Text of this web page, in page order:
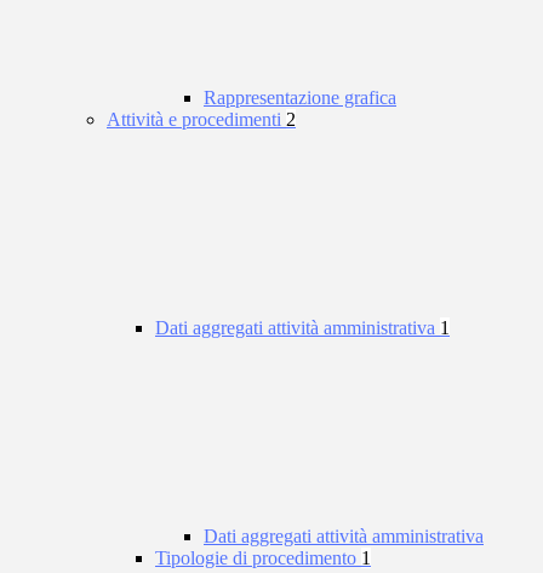
Rappresentazione grafica
Attività e procedimenti 2
Dati aggregati attività amministrativa 1
Dati aggregati attività amministrativa
Tipologie di procedimento 1